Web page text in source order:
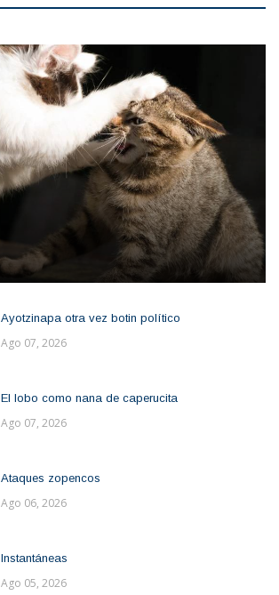
Ayotzinapa otra vez botin político
Ago 07, 2026
El lobo como nana de caperucita
Ago 07, 2026
Ataques zopencos
Ago 06, 2026
Instantáneas
Ago 05, 2026